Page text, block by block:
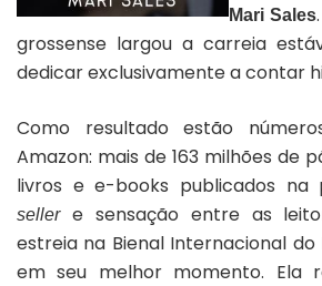
Mari Sales
grossense largou a carreia
dedicar exclusivamente a contar
Como resultado estão
Amazon: mais de 163 milhões de
livros e e-books publicados na
sellere sensação entre as
estreia na Bienal Internacional do
em seu melhor momento. Ela